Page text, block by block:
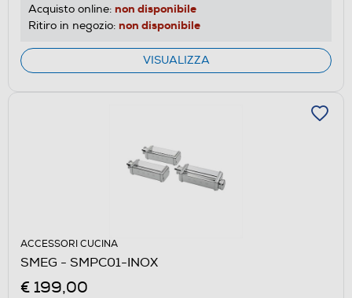
Acquisto online: non disponibile
Ritiro in negozio: non disponibile
VISUALIZZA
ACCESSORI CUCINA
SMEG - SMPC01-INOX
€ 199,00